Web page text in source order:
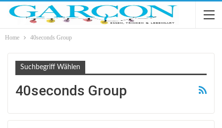
Home 40seconds Group
Suchbegriff Wählen
40seconds Group